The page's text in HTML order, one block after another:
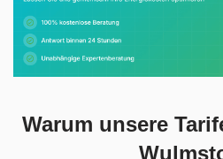
Warum unsere